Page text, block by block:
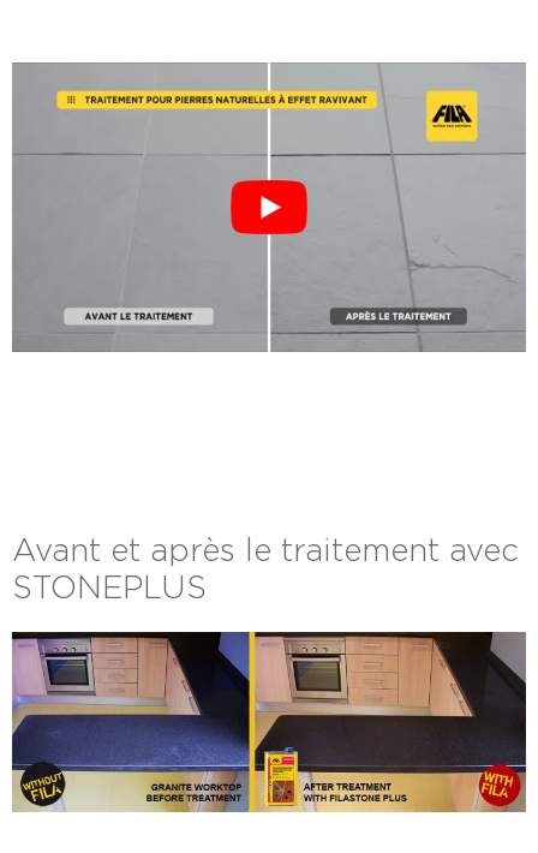
Avant et après le traitement avec
STONEPLUS